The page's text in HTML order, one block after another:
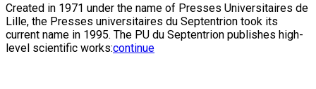
Created in 1971 under the name of Presses Universitaires de
Lille, the Presses universitaires du Septentrion took its
current name in 1995. The PU du Septentrion publishes high-
level scientific works:continue